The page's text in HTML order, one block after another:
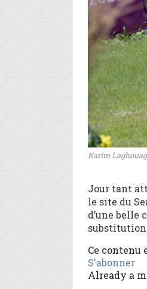
Karim
Jour tant
le site du
d’une
Ce contenu
S'abonner
Already a